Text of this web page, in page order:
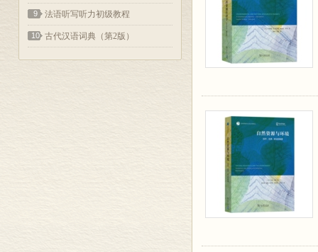
9 法语听写听力初级教程
10 古代汉语词典（第2版）